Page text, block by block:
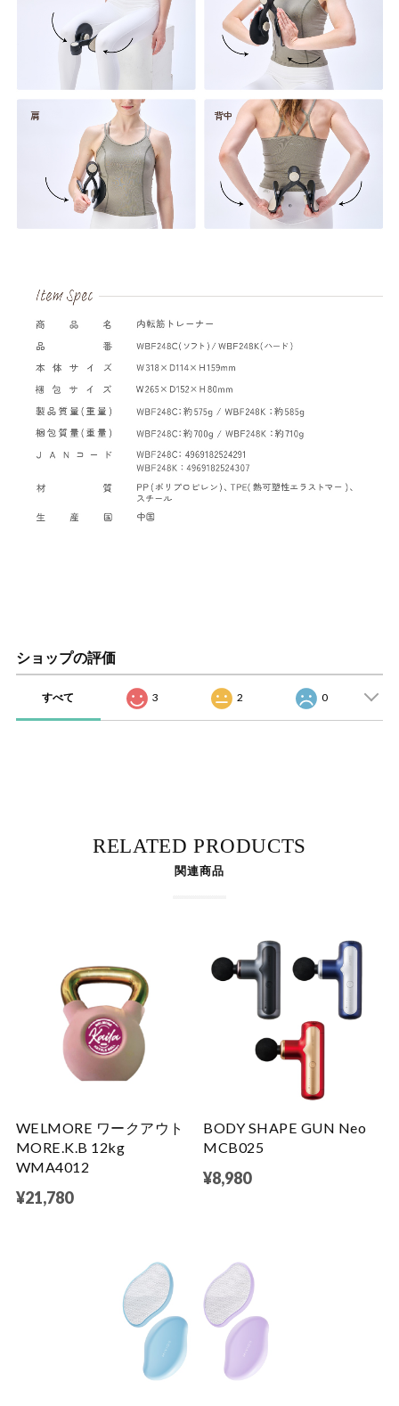
ショップの評価
すべて 3 2 0
RELATED PRODUCTS
関連商品
WELMORE ワークアウト
MORE.K.B 12kg
WMA4012
¥21,780
BODY SHAPE GUN Neo
MCB025
¥8,980